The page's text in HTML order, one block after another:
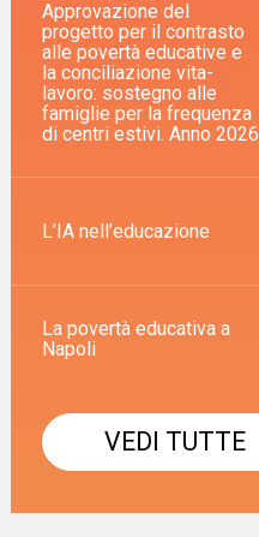
Approvazione del
progetto per il contrasto
alle povertà educative e
la conciliazione vita-
lavoro: sostegno alle
famiglie per la frequenza
di centri estivi. Anno 2026
L’IA nell’educazione
La povertà educativa a
Napoli
VEDI TUTTE